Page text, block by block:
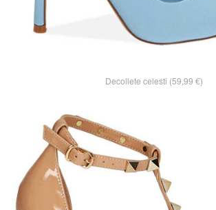
Decollete celesti (59,99 €)